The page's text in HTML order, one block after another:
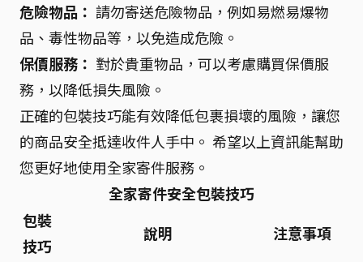
危險物品： 請勿寄送危險物品，例如易燃易爆物
品、毒性物品等，以免造成危險。
保價服務： 對於貴重物品，可以考慮購買保價服
務，以降低損失風險。
正確的包裝技巧能有效降低包裹損壞的風險，讓您
的商品安全抵達收件人手中。 希望以上資訊能幫助
您更好地使用全家寄件服務。
全家寄件安全包裝技巧
包裝
技巧
說明
注意事項